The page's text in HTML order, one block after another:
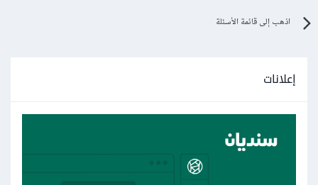
اذهب إلى قائمة الأسئلة
إعلانات